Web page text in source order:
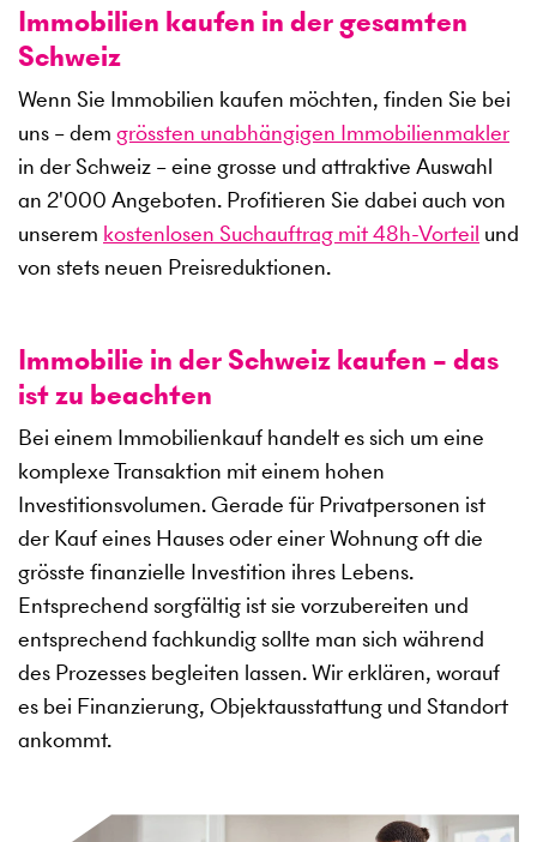
Immobilien kaufen in der gesamten
Schweiz
Wenn Sie Immobilien kaufen möchten, finden Sie bei
uns – dem grössten unabhängigen Immobilienmakler
in der Schweiz – eine grosse und attraktive Auswahl
an 2'000 Angeboten. Profitieren Sie dabei auch von
unserem kostenlosen Suchauftrag mit 48h-Vorteil und
von stets neuen Preisreduktionen.
Immobilie in der Schweiz kaufen – das
ist zu beachten
Bei einem Immobilienkauf handelt es sich um eine
komplexe Transaktion mit einem hohen
Investitionsvolumen. Gerade für Privatpersonen ist
der Kauf eines Hauses oder einer Wohnung oft die
grösste finanzielle Investition ihres Lebens.
Entsprechend sorgfältig ist sie vorzubereiten und
entsprechend fachkundig sollte man sich während
des Prozesses begleiten lassen. Wir erklären, worauf
es bei Finanzierung, Objektausstattung und Standort
ankommt.